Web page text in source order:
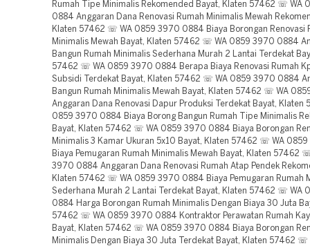
Rumah Tipe Minimalis Rekomended Bayat, Klaten 57462 ☏ WA
0884 Anggaran Dana Renovasi Rumah Minimalis Mewah
Klaten 57462 ☏ WA 0859 3970 0884 Biaya Borongan Renovasi
Minimalis Mewah Bayat, Klaten 57462 ☏ WA 0859 3970 0884
Bangun Rumah Minimalis Sederhana Murah 2 Lantai Terdekat
57462 ☏ WA 0859 3970 0884 Berapa Biaya Renovasi Rumah
Subsidi Terdekat Bayat, Klaten 57462 ☏ WA 0859 3970 0884
Bangun Rumah Minimalis Mewah Bayat, Klaten 57462 ☏ WA
Anggaran Dana Renovasi Dapur Produksi Terdekat Bayat,
0859 3970 0884 Biaya Borong Bangun Rumah Tipe Minimalis
Bayat, Klaten 57462 ☏ WA 0859 3970 0884 Biaya Borongan
Minimalis 3 Kamar Ukuran 5x10 Bayat, Klaten 57462 ☏ WA
Biaya Pemugaran Rumah Minimalis Mewah Bayat, Klaten 57462
3970 0884 Anggaran Dana Renovasi Rumah Atap Pendek
Klaten 57462 ☏ WA 0859 3970 0884 Biaya Pemugaran Rumah
Sederhana Murah 2 Lantai Terdekat Bayat, Klaten 57462 ☏ WA
0884 Harga Borongan Rumah Minimalis Dengan Biaya 30 Juta
57462 ☏ WA 0859 3970 0884 Kontraktor Perawatan Rumah
Bayat, Klaten 57462 ☏ WA 0859 3970 0884 Biaya Borongan
Minimalis Dengan Biaya 30 Juta Terdekat Bayat, Klaten 57462 ☏